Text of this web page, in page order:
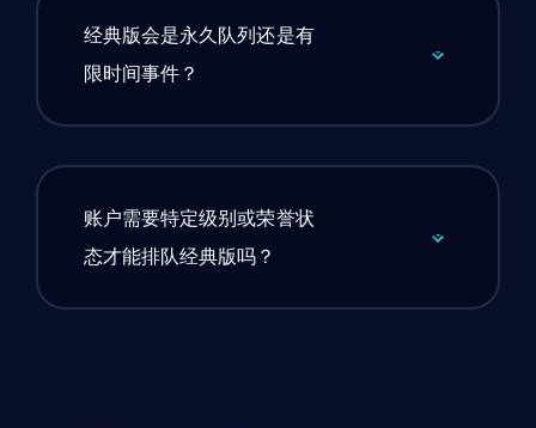
经典版会是永久队列还是有
限时间事件？
账户需要特定级别或荣誉状
态才能排队经典版吗？